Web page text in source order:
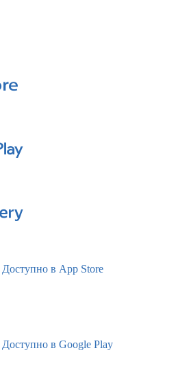
Доступно в App Store
Доступно в Google Play